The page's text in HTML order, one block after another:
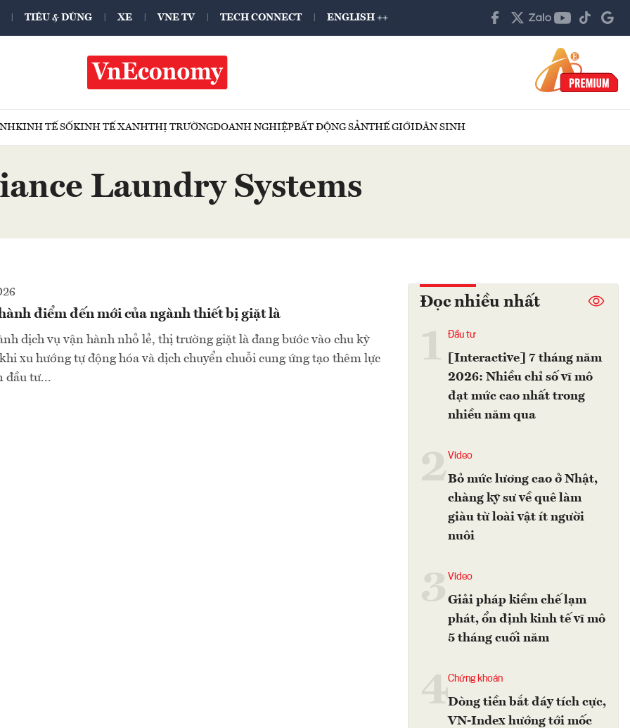
TIÊU & DÙNG XE VNE TV TECH CONNECT ENGLISH ++
KINH TẾ SỐKINH TẾ XANHTHỊ TRƯỜNGDOANH NGHIỆPBẤT ĐỘNG SẢNTHẾ GIỚIDÂN SINH
Laundry Systems
điểm đến mới của ngành thiết bị giặt là
dịch vụ vận hành nhỏ lẻ, thị trường giặt là đang bước vào chu kỳ
xu hướng tự động hóa và dịch chuyển chuỗi cung ứng tạo thêm lực
đầu tư...
Đọc nhiều nhất
Đầu tư
[Interactive] 7 tháng năm
2026: Nhiều chỉ số vĩ mô
đạt mức cao nhất trong
nhiều năm qua
2Video
Bỏ mức lương cao ở Nhật,
chàng kỹ sư về quê làm
giàu từ loài vật ít người
nuôi
Video
Giải pháp kiềm chế lạm
phát, ổn định kinh tế vĩ mô
5 tháng cuối năm
4Chứng khoán
Dòng tiền bắt đáy tích cực,
VN-Index hướng tới mốc